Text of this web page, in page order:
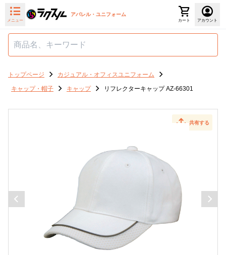
メニュー
アパレル・ユニフォーム
カート アカウント
トップページ
カジュアル・オフィスユニフォーム
キャップ・帽子
キャップ リフレクターキャップ AZ-66301
共有する